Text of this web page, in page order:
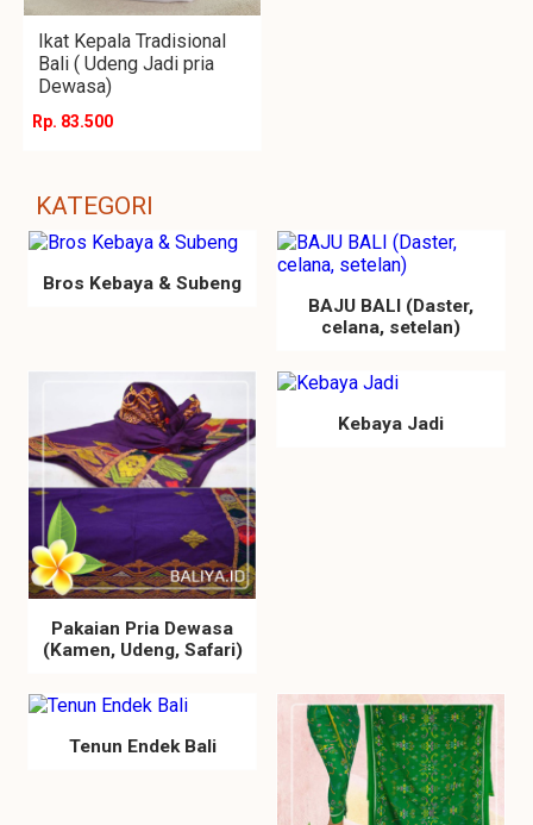
Ikat Kepala Tradisional
Bali ( Udeng Jadi pria
Dewasa)
Rp. 83.500
KATEGORI
Bros Kebaya & Subeng
BAJU BALI (Daster,
celana, setelan)
Pakaian Pria Dewasa
(Kamen, Udeng, Safari)
Kebaya Jadi
Tenun Endek Bali